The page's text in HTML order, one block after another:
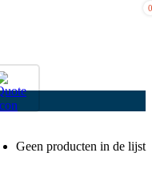
0
Geen producten in de lijst